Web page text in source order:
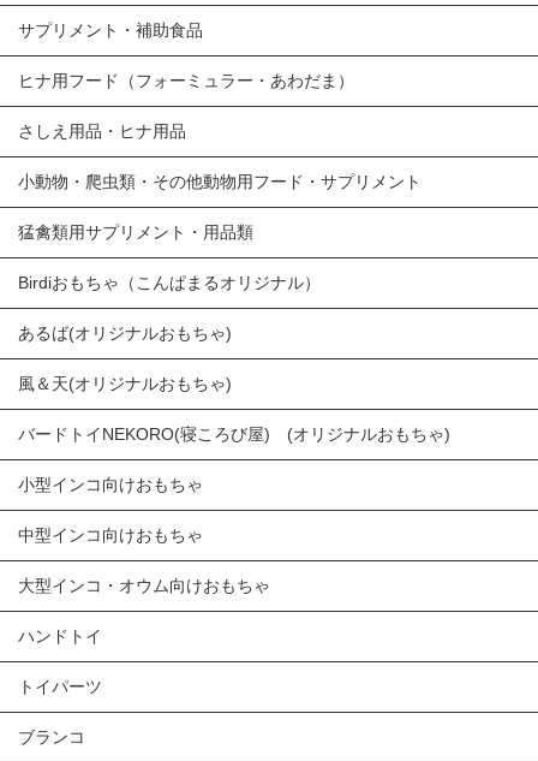
サプリメント・補助食品
ヒナ用フード（フォーミュラー・あわだま）
さしえ用品・ヒナ用品
小動物・爬虫類・その他動物用フード・サプリメント
猛禽類用サプリメント・用品類
Birdiおもちゃ（こんぱまるオリジナル）
あるば(オリジナルおもちゃ)
風＆天(オリジナルおもちゃ)
バードトイNEKORO(寝ころび屋) (オリジナルおもちゃ)
小型インコ向けおもちゃ
中型インコ向けおもちゃ
大型インコ・オウム向けおもちゃ
ハンドトイ
トイパーツ
ブランコ